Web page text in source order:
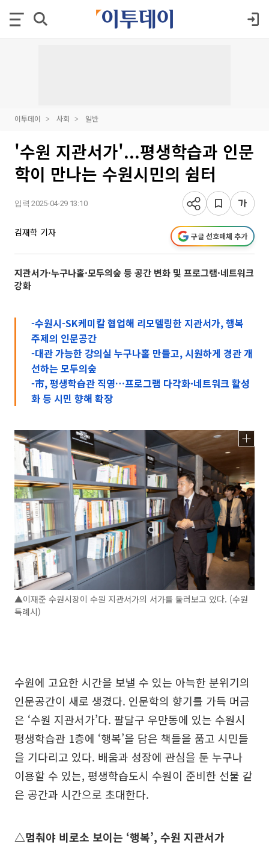
이투데이 사회 일반
'수원 지관서가'...평생학습과 인문
학이 만나는 수원시민의 쉼터
입력 2025-04-29 13:10
김재학 기자 구글 선호매체 추가
지관서가·누구나홀·모두의숲 등 공간 변화 및 프로그램·네트워크
강화
-수원시-SK케미칼 협업해 리모델링한 지관서가, 행복
주제의 인문공간
-대관 가능한 강의실 누구나홀 만들고, 시원하게 경관 개
선하는 모두의숲
-市, 평생학습관 직영…프로그램 다각화·네트워크 활성
화 등 시민 향해 확장
▲이재준 수원시장이 수원 지관서가의 서가를 둘러보고 있다. (수원
특례시)
수원에 고요한 시간을 보낼 수 있는 아늑한 분위기의
인문공간이 새로 생겼다. 인문학의 향기를 가득 머금
은 ‘수원 지관서가’다. 팔달구 우만동에 있는 수원시
평생학습관 1층에 ‘행복’을 담은 책들을 품고 시민들
을 기다리고 있다. 배움과 성장에 관심을 둔 누구나
이용할 수 있는, 평생학습도시 수원이 준비한 선물 같
은 공간과 시간으로 초대한다.
△멈춰야 비로소 보이는 ‘행복’, 수원 지관서가